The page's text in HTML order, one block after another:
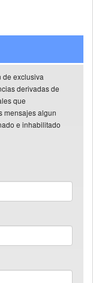
de exclusiva
derivadas de
que
mensajes algun
e inhabilitado